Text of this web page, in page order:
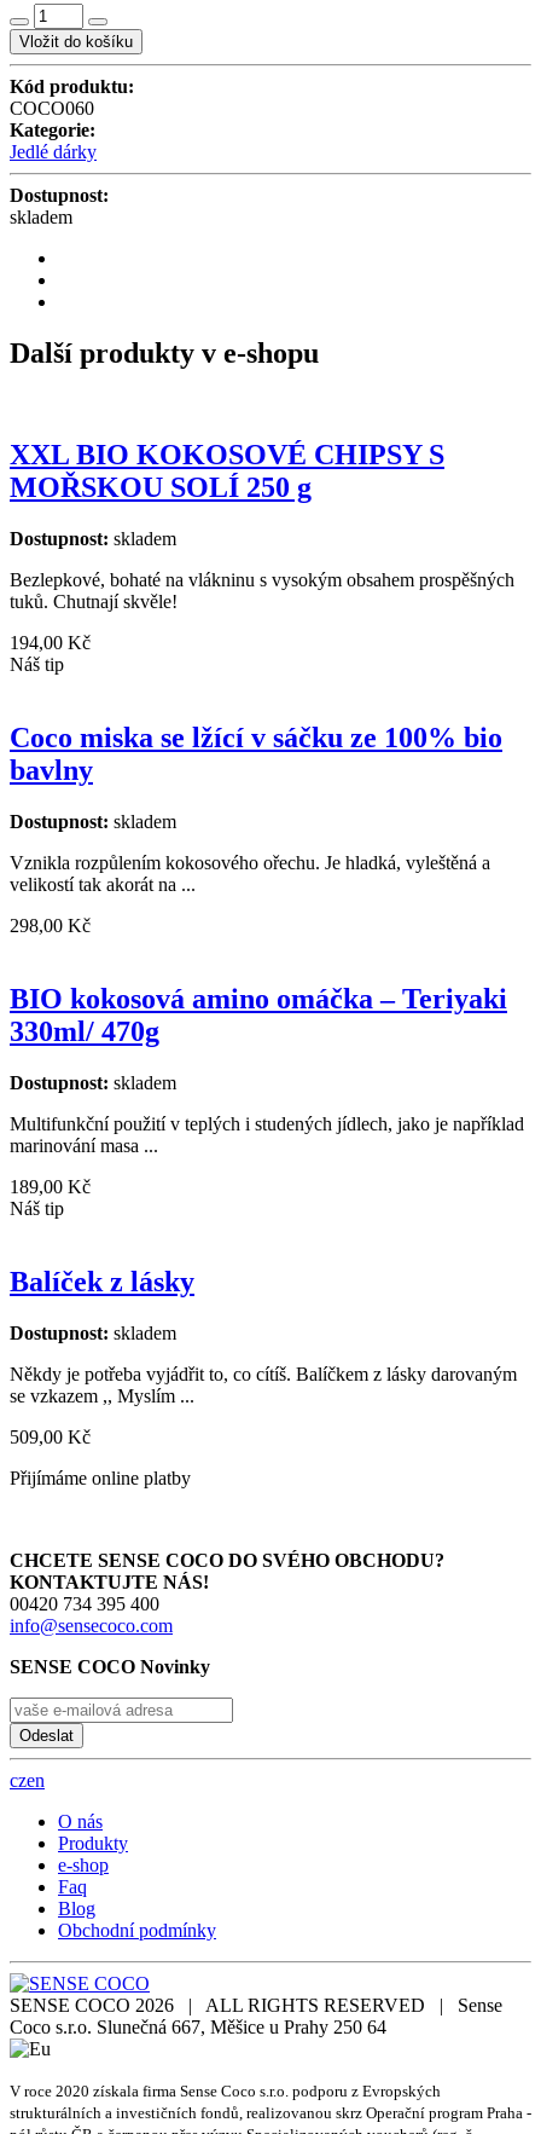
Vložit do košíku
Kód produktu:
COCO060
Kategorie:
Jedlé dárky
Dostupnost:
skladem
Další produkty v e-shopu
XXL BIO KOKOSOVÉ CHIPSY S
MOŘSKOU SOLÍ 250 g
Dostupnost: skladem
Bezlepkové, bohaté na vlákninu s vysokým obsahem prospěšných
tuků. Chutnají skvěle!
194,00 Kč
Náš tip
Coco miska se lžící v sáčku ze 100% bio
bavlny
Dostupnost: skladem
Vznikla rozpůlením kokosového ořechu. Je hladká, vyleštěná a
velikostí tak akorát na ...
298,00 Kč
BIO kokosová amino omáčka – Teriyaki
330ml/ 470g
Dostupnost: skladem
Multifunkční použití v teplých i studených jídlech, jako je například
marinování masa ...
189,00 Kč
Náš tip
Balíček z lásky
Dostupnost: skladem
Někdy je potřeba vyjádřit to, co cítíš. Balíčkem z lásky darovaným
se vzkazem ,, Myslím ...
509,00 Kč
Přijímáme online platby
CHCETE SENSE COCO DO SVÉHO OBCHODU?
KONTAKTUJTE NÁS!
00420 734 395 400
info@sensecoco.com
SENSE COCO Novinky
Odeslat
czen
O nás
Produkty
e-shop
Faq
Blog
Obchodní podmínky
SENSE COCO 2026 | ALL RIGHTS RESERVED | Sense
Coco s.r.o. Slunečná 667, Měšice u Prahy 250 64
V roce 2020 získala firma Sense Coco s.r.o. podporu z Evropských
strukturálních a investičních fondů, realizovanou skrz Operační program Praha -